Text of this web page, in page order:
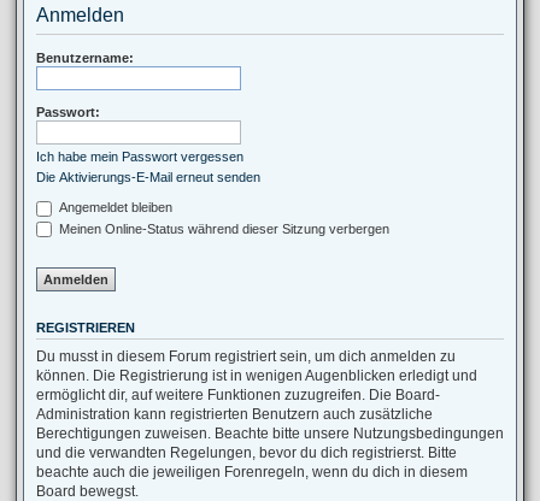
Anmelden
Benutzername:
Passwort:
Ich habe mein Passwort vergessen
Die Aktivierungs-E-Mail erneut senden
Angemeldet bleiben
Meinen Online-Status während dieser Sitzung verbergen
REGISTRIEREN
Du musst in diesem Forum registriert sein, um dich anmelden zu
können. Die Registrierung ist in wenigen Augenblicken erledigt und
ermöglicht dir, auf weitere Funktionen zuzugreifen. Die Board-
Administration kann registrierten Benutzern auch zusätzliche
Berechtigungen zuweisen. Beachte bitte unsere Nutzungsbedingungen
und die verwandten Regelungen, bevor du dich registrierst. Bitte
beachte auch die jeweiligen Forenregeln, wenn du dich in diesem
Board bewegst.